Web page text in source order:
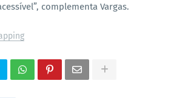
complementa Vargas.